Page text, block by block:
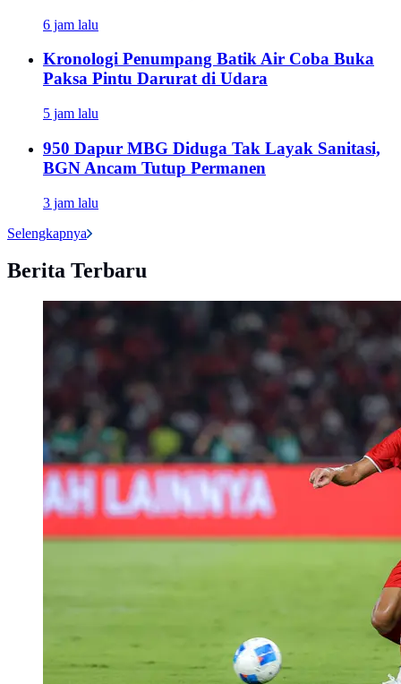
6 jam lalu
Kronologi Penumpang Batik Air Coba Buka
Paksa Pintu Darurat di Udara
5 jam lalu
950 Dapur MBG Diduga Tak Layak Sanitasi,
BGN Ancam Tutup Permanen
3 jam lalu
Selengkapnya
Berita Terbaru